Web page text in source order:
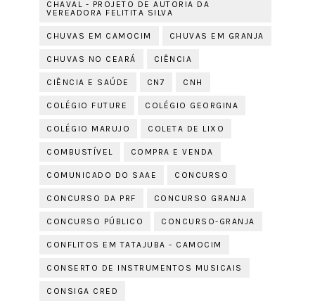
CHAVAL - PROJETO DE AUTORIA DA
VEREADORA FELITITA SILVA
CHUVAS EM CAMOCIM CHUVAS EM GRANJA
CHUVAS NO CEARÁ CIÊNCIA
CIÊNCIA E SAÚDE CN7 CNH
COLÉGIO FUTURE COLÉGIO GEORGINA
COLÉGIO MARUJO COLETA DE LIXO
COMBUSTÍVEL COMPRA E VENDA
COMUNICADO DO SAAE CONCURSO
CONCURSO DA PRF CONCURSO GRANJA
CONCURSO PÚBLICO CONCURSO-GRANJA
CONFLITOS EM TATAJUBA - CAMOCIM
CONSERTO DE INSTRUMENTOS MUSICAIS
CONSIGA CRED